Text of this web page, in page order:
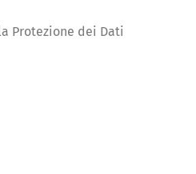
Protezione dei Dati